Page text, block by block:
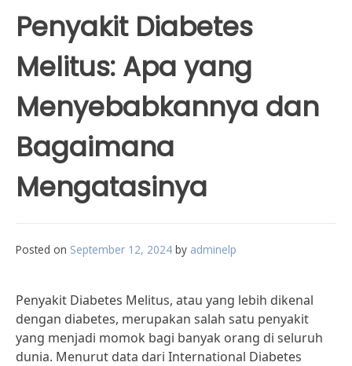
Penyakit Diabetes
Melitus: Apa yang
Menyebabkannya dan
Bagaimana
Mengatasinya
Posted on September 12, 2024 by adminelp
Penyakit Diabetes Melitus, atau yang lebih dikenal
dengan diabetes, merupakan salah satu penyakit
yang menjadi momok bagi banyak orang di seluruh
dunia. Menurut data dari International Diabetes